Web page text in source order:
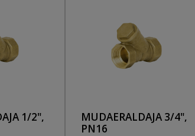
1/2",
MUDAERALDAJA 3/4",
PN16